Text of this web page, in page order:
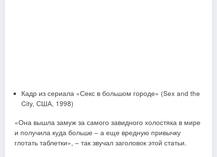
Кадр из сериала «Секс в большом городе» (Sex and the
City, США, 1998)
«Она вышла замуж за самого завидного холостяка в мире
и получила куда больше – а еще вредную привычку
глотать таблетки», – так звучал заголовок этой статьи.